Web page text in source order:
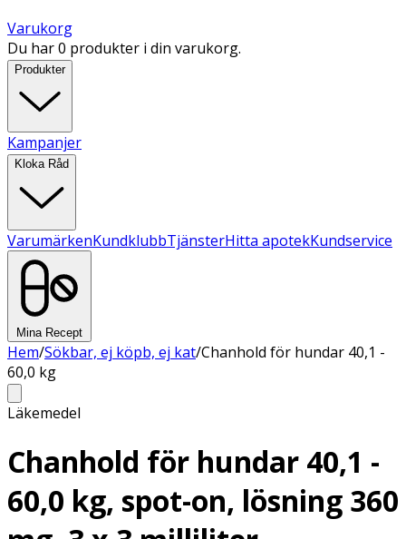
Varukorg
Du har 0 produkter i din varukorg.
Produkter
Kampanjer
Kloka Råd
VarumärkenKundklubbTjänsterHitta apotekKundservice
Mina Recept
Hem/Sökbar, ej köpb, ej kat/Chanhold för hundar 40,1 -
60,0 kg
Läkemedel
Chanhold för hundar 40,1 -
60,0 kg, spot-on, lösning 360